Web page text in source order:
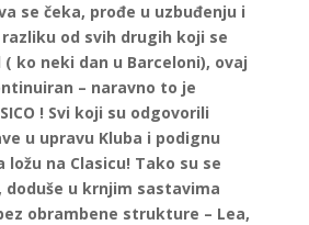
se čeka, prođe u uzbuđenju i
od svih drugih koji se
ko neki dan u Barceloni), ovaj
– naravno to je
! Svi koji su odgovorili
u upravu Kluba i podignu
ložu na Clasicu! Tako su se
doduše u krnjim sastavima
obrambene strukture – Lea,